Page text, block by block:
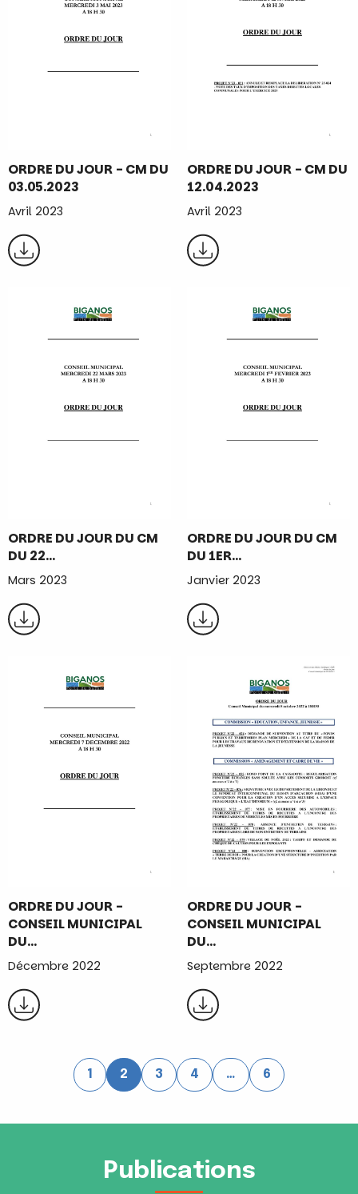
ORDRE DU JOUR - CM DU
03.05.2023
Avril 2023
ORDRE DU JOUR - CM DU
12.04.2023
Avril 2023
ORDRE DU JOUR DU CM
DU 22…
Mars 2023
ORDRE DU JOUR DU CM
DU 1ER…
Janvier 2023
ORDRE DU JOUR -
CONSEIL MUNICIPAL
DU…
Décembre 2022
ORDRE DU JOUR -
CONSEIL MUNICIPAL
DU…
Septembre 2022
1 2 3 4 … 6
Publications